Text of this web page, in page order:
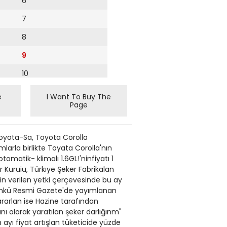
7
8
9
10
14
16
17
18
I Want To Buy The
Page
mayısındaki satış fiyatı olan 1 milyon 900 bin lirayı vermeyi teklif etmişler. Bunu da kabul etmeyen okurumuz pantolonu satın aldığı dönemde 1 milyon 400 bin liranın 200 dolara denk geldiğini hatırlatarak, kendisine döviz kuru üzerinden ödeme yapılmasını istemiş. Vakkorama da okurumuzun teklıfıni kabul etmemiş. Renk değışıkliğıne uğrayan pantolonun incelenmek üzere fabrikaya gittiğini anımsatan Demirci, bize gönderdiği mektupta ısrarla pantolonu geri almak istediklerini, buna karşın pantolonun verilmediğinı vurgulamış. Demirci, tatil sonrasında Rize'ye döndükierinde Vakkorama'nın avukatlanndan bir ihtar almış. ihtarda pantolonun kimyagerlerce incelendiği ve değiştınlmesınin karartaştınldığı, ancak uygun beden ve renk bulunamadığı için pantolonun değiştirilemediği, paranın iadesinde de müşterinin 200 ABD doları istediği belirtiimiş. Malın dolar karşılığı satılmadığına dikkat çeken ihtarnamede, okunjmuzun "Hiçbır hukuki ve ahlaki norma ve teammüle uymayan katı tutumunda ısrar ettiği ve getirdiği malı geri almadığı" hususianna değinılmiş. Vakkorama'nın pantolonu dolar karşılığında sattığını iddia eden okurumuz, mektubunun sonuna "Devalüasyon öncesinde 200 dolar karşılığında satılan bir pantolon, devalüasyondan sonra TL olarak ödenmeye kalkılıyor. Bu yol doğru ve ticari ahlaka uygun mudur?"ö\ye not düşmüş. Bize ilginç gelen bu mektup üzerine Vakkorama'yı aradığımızda yetkililer, okurumuz Mehmet Ali Demirci'yi hemen tanıdılar. Vakkorama'nın dövizle satış yapmadığına dikkat çeken yetkililer, bu konuya açıklık getirmek üzere zaman zaman ilan verdiklerini belirttiler. Okurumuza pantolonun TL cinsinden satıldığını iddia eden yetkililer, konunun Vıtali Hakko'ya kadar iletildiğini açıkladılar. Vıtali Hakko Bey'in konuya duyarlılıkla eğildiğini ifade eden yetkililer, okurumuza durumu açıklayıcı bir mektup gönderdiğini anımsattılar. Buna karşın okur